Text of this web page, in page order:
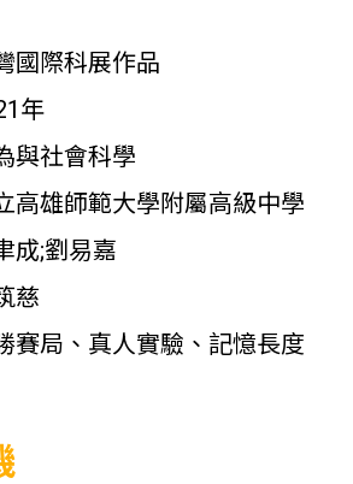
國際科展作品
年
與社會科學
高雄師範大學附屬高級中學
成;劉易嘉
慈
賽局、真人實驗、記憶長度